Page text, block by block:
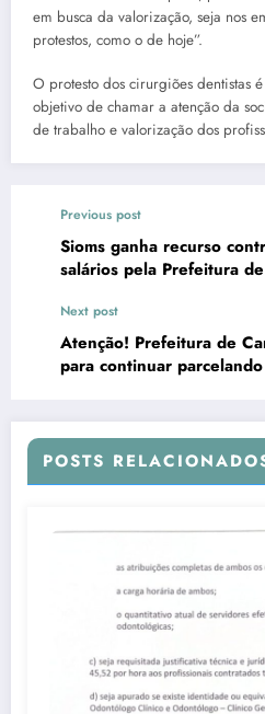
em busca da valorização, seja nos
protestos, como o de hoje”.
O protesto dos cirurgiões dentistas
objetivo de chamar a atenção da
de trabalho e valorização dos
Previous post
Sioms ganha recurso
salários pela Prefeitura
Next post
Atenção! Prefeitura de
para continuar
POSTS